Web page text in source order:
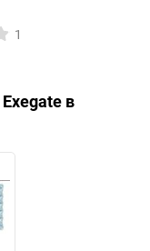
1
Exegate в